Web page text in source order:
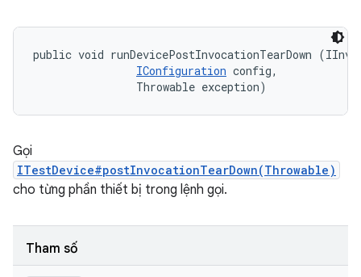
public void runDevicePostInvocationTearDown
IConfiguration config,
                Throwable exception)
Gọi
ITestDevice#postInvocationTearDown(Throwable)
cho từng phần thiết bị trong lệnh gọi.
Tham số